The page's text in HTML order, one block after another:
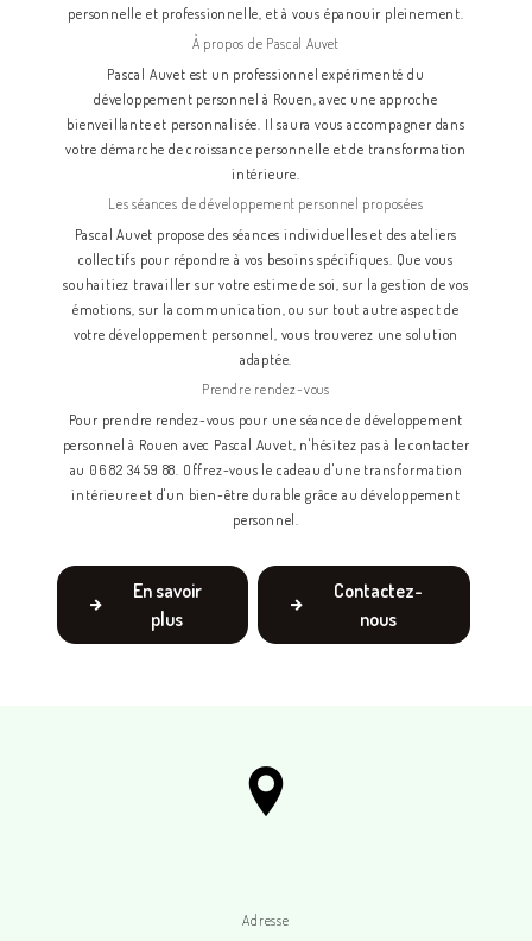
personnelle et professionnelle, et à vous épanouir pleinement.
À propos de Pascal Auvet
Pascal Auvet est un professionnel expérimenté du
développement personnel à Rouen, avec une approche
bienveillante et personnalisée. Il saura vous accompagner dans
votre démarche de croissance personnelle et de transformation
intérieure.
Les séances de développement personnel proposées
Pascal Auvet propose des séances individuelles et des ateliers
collectifs pour répondre à vos besoins spécifiques. Que vous
souhaitiez travailler sur votre estime de soi, sur la gestion de vos
émotions, sur la communication, ou sur tout autre aspect de
votre développement personnel, vous trouverez une solution
adaptée.
Prendre rendez-vous
Pour prendre rendez-vous pour une séance de développement
personnel à Rouen avec Pascal Auvet, n'hésitez pas à le contacter
au 06 82 34 59 88. Offrez-vous le cadeau d'une transformation
intérieure et d'un bien-être durable grâce au développement
personnel.
En savoir
plus
Contactez-
nous
Adresse